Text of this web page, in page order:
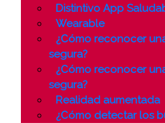
Distintivo App
Wearable
¿Cómo reconocer
segura?
¿Cómo reconocer
segura?
Realidad aumentada
¿Cómo detectar los